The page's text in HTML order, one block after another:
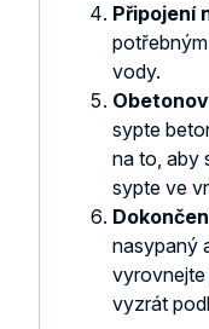
Připojení
vody.
sypte
na to, aby
sypte ve
nasypaný
vyzrát